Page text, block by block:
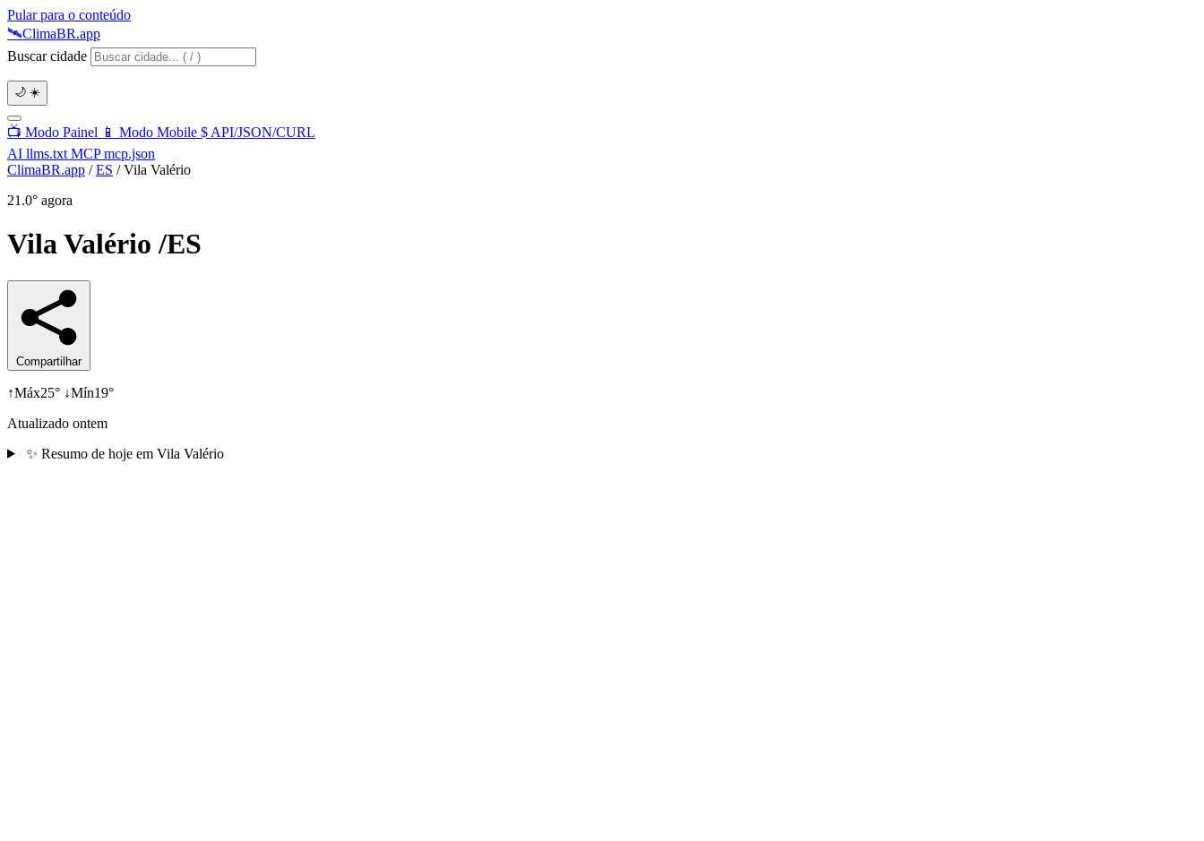
Pular para o conteúdo
🛰️ClimaBR.app
Buscar cidade
🌙 ☀️
📺 Modo Painel 📱 Modo Mobile $ API/JSON/CURL
AI llms.txt MCPmcp.json
ClimaBR.app / ES / Vila Valério
21.0° agora
Vila Valério/ES
Compartilhar
↑Máx25° ↓Mín19°
Atualizado ontem
✨ Resumo de hoje em Vila Valério